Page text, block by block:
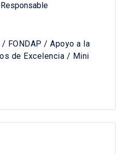
Responsable
/ FONDAP / Apoyo a la
de Excelencia / Mini